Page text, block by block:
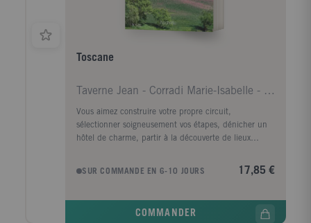
Toscane
Taverne Jean - Corradi Marie-Isabelle - Dunis Joan
Vous aimez construire votre propre circuit,
sélectionner soigneusement vos étapes, dénicher un
hôtel de charme, partir à la découverte de lieux
Vous y trouverez : Tous les sites et monuments
incontournables. Des cartes et des suggestions de
transport. Des " balades secrètes " et des "coups de
SUR COMMANDE EN 6-10 JOURS 17,85 €
COMMANDER